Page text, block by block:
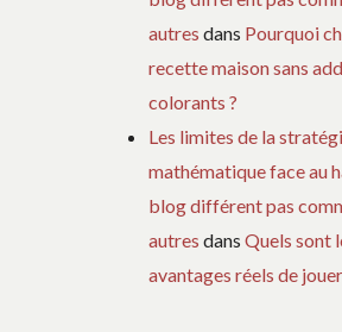
autres dans Pourquoi
recette maison sans
colorants ?
Les limites de la
mathématique face au
blog différent pas
autres dansQuels sont
avantages réels de